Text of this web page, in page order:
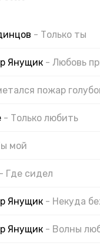
- Только ты
Янущик - Любовь
пожар
- Только любить
мой
- Где сидел
Янущик - Некуда
Янущик - Волны